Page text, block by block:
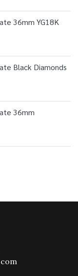
36mm YG18K
Black Diamonds
36mm